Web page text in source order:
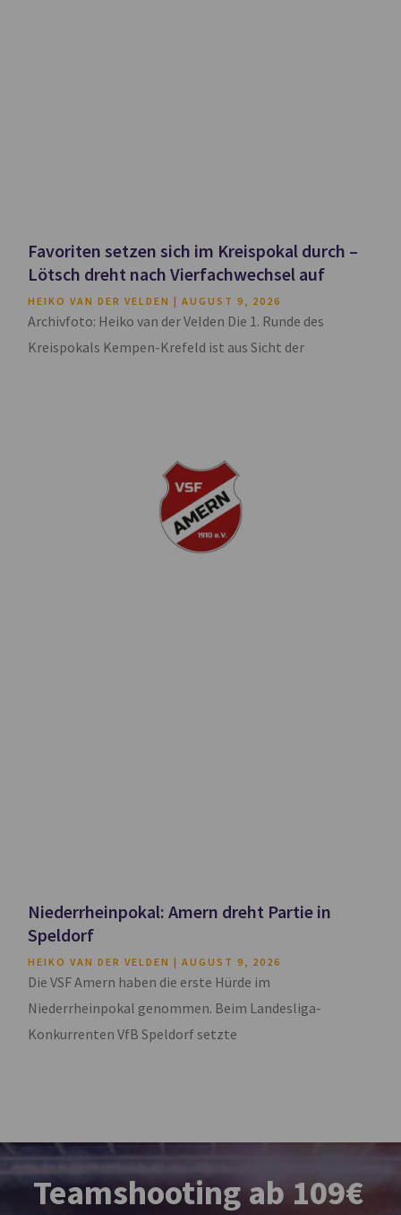
Favoriten setzen sich im Kreispokal durch –
Lötsch dreht nach Vierfachwechsel auf
HEIKO VAN DER VELDEN AUGUST 9, 2026
Archivfoto: Heiko van der Velden Die 1. Runde des
Kreispokals Kempen-Krefeld ist aus Sicht der
Niederrheinpokal: Amern dreht Partie in
Speldorf
HEIKO VAN DER VELDEN AUGUST 9, 2026
Die VSF Amern haben die erste Hürde im
Niederrheinpokal genommen. Beim Landesliga-
Konkurrenten VfB Speldorf setzte
Teamshooting ab 109€